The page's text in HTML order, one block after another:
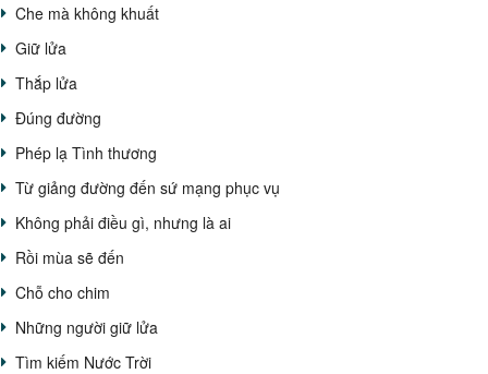
Che mà không khuất
Giữ lửa
Thắp lửa
Đúng đường
Phép lạ Tình thương
Từ giảng đường đến sứ mạng phục vụ
Không phải điều gì, nhưng là ai
Rồi mùa sẽ đến
Chỗ cho chim
Những người giữ lửa
Tìm kiếm Nước Trời